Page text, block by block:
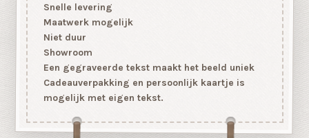
Snelle levering
Maatwerk mogelijk
Niet duur
Showroom
Een gegraveerde tekst maakt het beeld uniek
Cadeauverpakking en persoonlijk kaartje is
mogelijk met eigen tekst.